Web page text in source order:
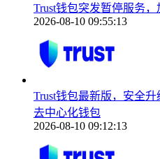
Trust钱包突发暂停服务
2026-08-10 09:55:13
Trust钱包最新版，安全
去中心化钱包
2026-08-10 09:12:13